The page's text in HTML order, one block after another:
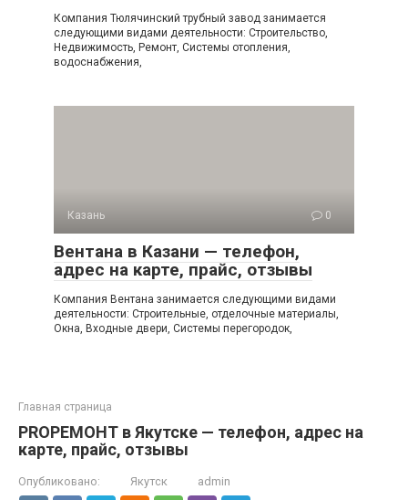
Компания Тюлячинский трубный завод занимается
следующими видами деятельности: Строительство,
Недвижимость, Ремонт, Системы отопления,
водоснабжения,
Казань 0
Вентана в Казани — телефон,
адрес на карте, прайс, отзывы
Компания Вентана занимается следующими видами
деятельности: Строительные, отделочные материалы,
Окна, Входные двери, Системы перегородок,
Главная страница
PROРЕМОНТ в Якутске — телефон, адрес на
карте, прайс, отзывы
Опубликовано: Якутск admin